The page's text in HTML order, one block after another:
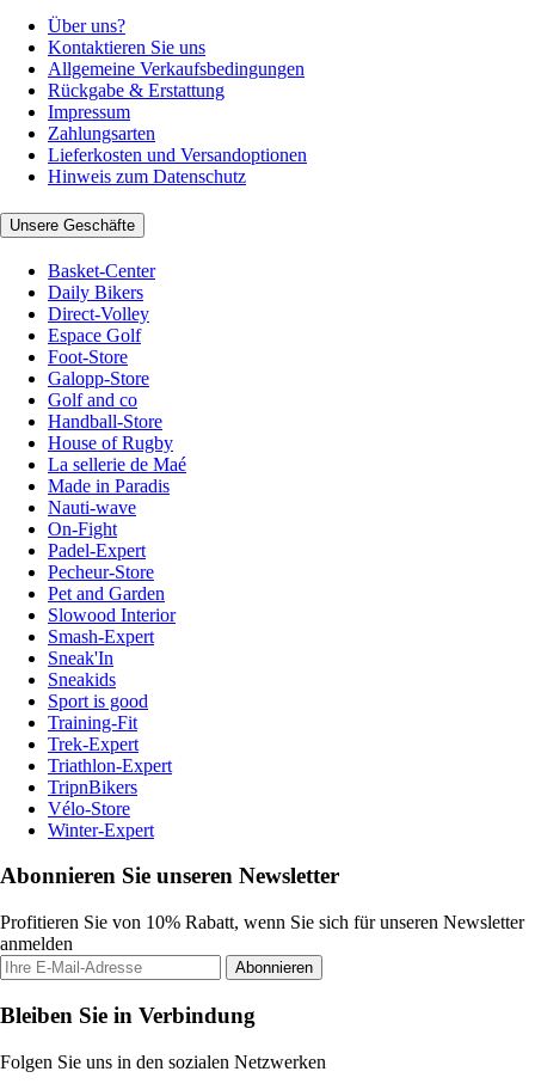
Über uns?
Kontaktieren Sie uns
Allgemeine Verkaufsbedingungen
Rückgabe & Erstattung
Impressum
Zahlungsarten
Lieferkosten und Versandoptionen
Hinweis zum Datenschutz
Unsere Geschäfte
Basket-Center
Daily Bikers
Direct-Volley
Espace Golf
Foot-Store
Galopp-Store
Golf and co
Handball-Store
House of Rugby
La sellerie de Maé
Made in Paradis
Nauti-wave
On-Fight
Padel-Expert
Pecheur-Store
Pet and Garden
Slowood Interior
Smash-Expert
Sneak'In
Sneakids
Sport is good
Training-Fit
Trek-Expert
Triathlon-Expert
TripnBikers
Vélo-Store
Winter-Expert
Abonnieren Sie unseren Newsletter
Profitieren Sie von 10% Rabatt, wenn Sie sich für unseren Newsletter
anmelden
Abonnieren
Bleiben Sie in Verbindung
Folgen Sie uns in den sozialen Netzwerken